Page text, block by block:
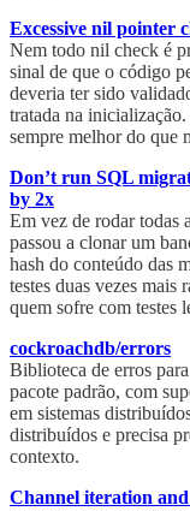
Excessive nil pointer
Nem todo nil check é
sinal de que o código
deveria ter sido
tratada na
sempre melhor do que
Don’t run SQL
by 2x
Em vez de rodar todas
passou a clonar um
hash do conteúdo das
testes duas vezes mais
quem sofre com testes
cockroachdb/errors
Biblioteca de erros
pacote padrão, com
em sistemas
distribuídos e precisa
contexto.
Channel iteration